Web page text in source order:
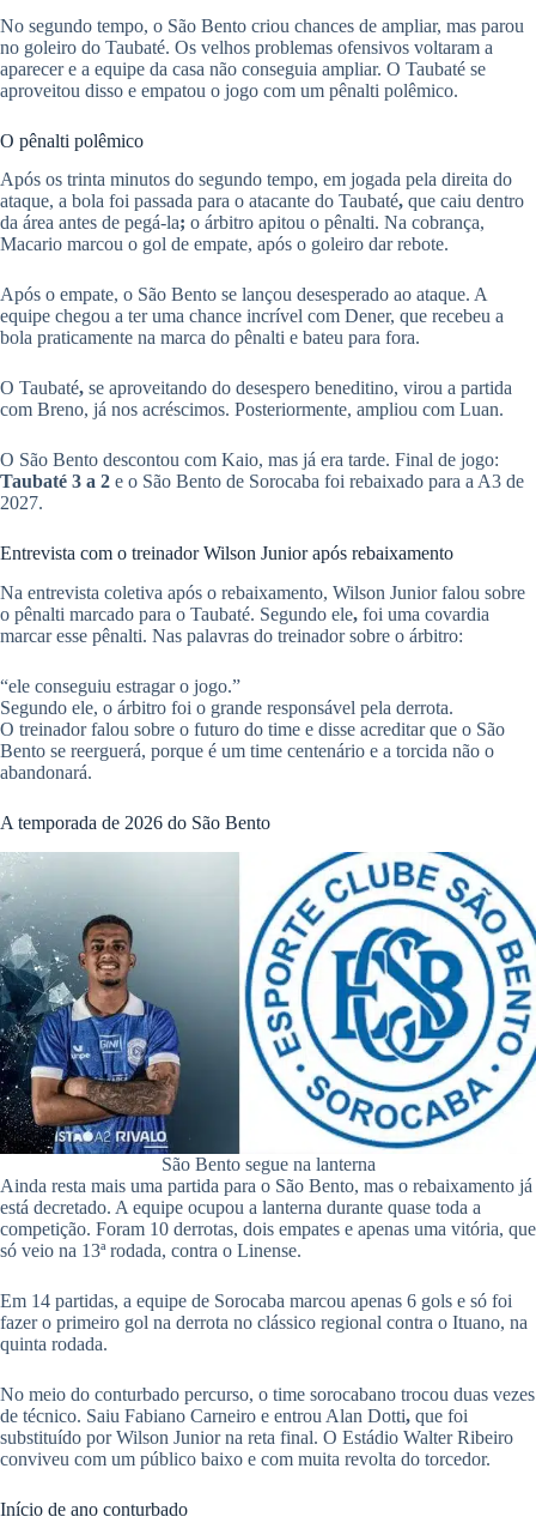
No segundo tempo, o São Bento criou chances de ampliar, mas parou
no goleiro do Taubaté. Os velhos problemas ofensivos voltaram a
aparecer e a equipe da casa não conseguia ampliar. O Taubaté se
aproveitou disso e empatou o jogo com um pênalti polêmico.
O pênalti polêmico
Após os trinta minutos do segundo tempo, em jogada pela direita do
ataque, a bola foi passada para o atacante do Taubaté, que caiu dentro
da área antes de pegá-la; o árbitro apitou o pênalti. Na cobrança,
Macario marcou o gol de empate, após o goleiro dar rebote.
Após o empate, o São Bento se lançou desesperado ao ataque. A
equipe chegou a ter uma chance incrível com Dener, que recebeu a
bola praticamente na marca do pênalti e bateu para fora.
O Taubaté, se aproveitando do desespero beneditino, virou a partida
com Breno, já nos acréscimos. Posteriormente, ampliou com Luan.
O São Bento descontou com Kaio, mas já era tarde. Final de jogo:
Taubaté 3 a 2 e o São Bento de Sorocaba foi rebaixado para a A3 de
2027.
Entrevista com o treinador Wilson Junior após rebaixamento
Na entrevista coletiva após o rebaixamento, Wilson Junior falou sobre
o pênalti marcado para o Taubaté. Segundo ele, foi uma covardia
marcar esse pênalti. Nas palavras do treinador sobre o árbitro:
“ele conseguiu estragar o jogo.”
Segundo ele, o árbitro foi o grande responsável pela derrota.
O treinador falou sobre o futuro do time e disse acreditar que o São
Bento se reerguerá, porque é um time centenário e a torcida não o
abandonará.
A temporada de 2026 do São Bento
São Bento segue na lanterna
Ainda resta mais uma partida para o São Bento, mas o rebaixamento já
está decretado. A equipe ocupou a lanterna durante quase toda a
competição. Foram 10 derrotas, dois empates e apenas uma vitória, que
só veio na 13ª rodada, contra o Linense.
Em 14 partidas, a equipe de Sorocaba marcou apenas 6 gols e só foi
fazer o primeiro gol na derrota no clássico regional contra o Ituano, na
quinta rodada.
No meio do conturbado percurso, o time sorocabano trocou duas vezes
de técnico. Saiu Fabiano Carneiro e entrou Alan Dotti, que foi
substituído por Wilson Junior na reta final. O Estádio Walter Ribeiro
conviveu com um público baixo e com muita revolta do torcedor.
Início de ano conturbado